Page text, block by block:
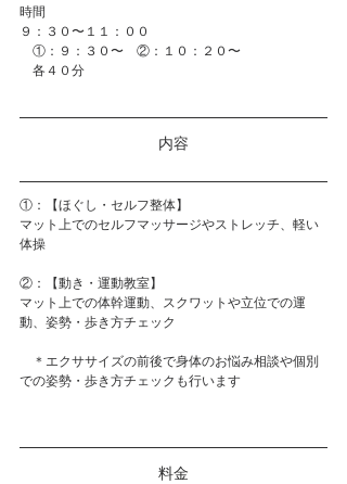
時間
９：３０〜１１：００
①：９：３０〜　②：１０：２０〜
各４０分
内容
①：【ほぐし・セルフ整体】
マット上でのセルフマッサージやストレッチ、軽い
体操
②：【動き・運動教室】
マット上での体幹運動、スクワットや立位での運
動、姿勢・歩き方チェック
＊エクササイズの前後で身体のお悩み相談や個別
での姿勢・歩き方チェックも行います
料金